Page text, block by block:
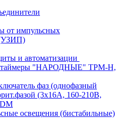
от импульсных
и автоматизации
таймеры "НАРОДНЫЕ" ТРМ-Н,
фаз (однофазный
(3х16А, 160-210В,
освещения (бистабильные)